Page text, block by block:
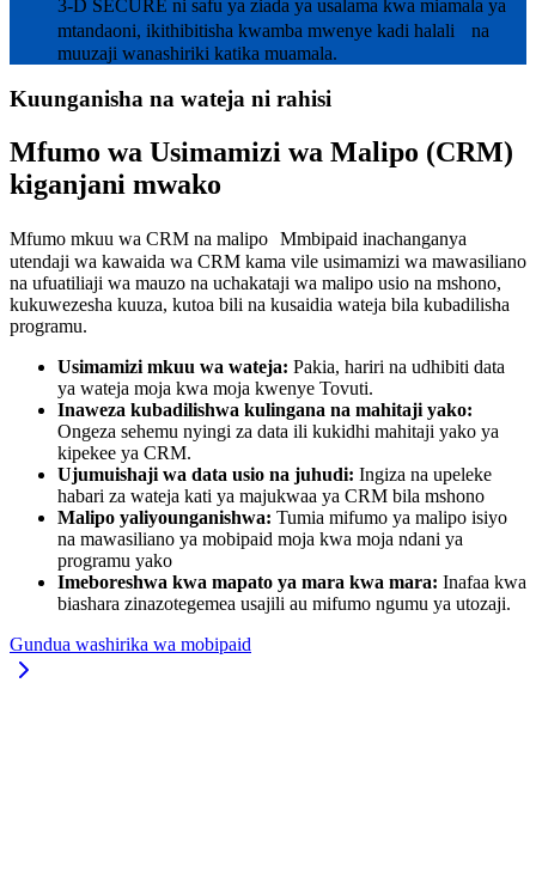
3-D SECURE ni safu ya ziada ya usalama kwa miamala ya
mtandaoni, ikithibitisha kwamba mwenye kadi halali na
muuzaji wanashiriki katika muamala.
Kuunganisha na wateja ni rahisi
Mfumo wa Usimamizi wa Malipo (CRM)
kiganjani mwako
Mfumo mkuu wa CRM na malipo Mmbipaid inachanganya
utendaji wa kawaida wa CRM kama vile usimamizi wa mawasiliano
na ufuatiliaji wa mauzo na uchakataji wa malipo usio na mshono,
kukuwezesha kuuza, kutoa bili na kusaidia wateja bila kubadilisha
programu.
Usimamizi mkuu wa wateja: Pakia, hariri na udhibiti data
ya wateja moja kwa moja kwenye Tovuti.
Inaweza kubadilishwa kulingana na mahitaji yako:
Ongeza sehemu nyingi za data ili kukidhi mahitaji yako ya
kipekee ya CRM.
Ujumuishaji wa data usio na juhudi: Ingiza na upeleke
habari za wateja kati ya majukwaa ya CRM bila mshono
Malipo yaliyounganishwa: Tumia mifumo ya malipo isiyo
na mawasiliano ya mobipaid moja kwa moja ndani ya
programu yako
Imeboreshwa kwa mapato ya mara kwa mara: Inafaa kwa
biashara zinazotegemea usajili au mifumo ngumu ya utozaji.
Gundua washirika wa mobipaid